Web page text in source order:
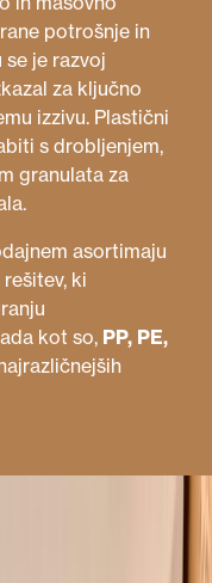
potrošnje in
je razvoj
za ključno
izzivu. Plastični
s drobljenjem,
granulata za
asortimaju
ki
kot so, PP, PE,